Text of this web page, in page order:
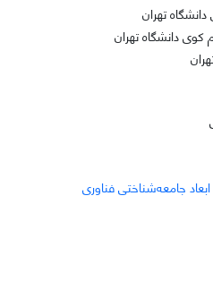
تهران
کوی دانشگاه تهران
ابعاد جامعه‌شناختی فناوری